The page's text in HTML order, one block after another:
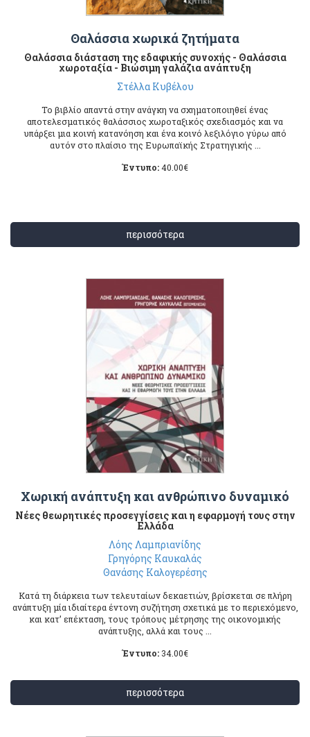
Θαλάσσια χωρικά ζητήματα
Θαλάσσια διάσταση της εδαφικής συνοχής - Θαλάσσια
χωροταξία - Βιώσιμη γαλάζια ανάπτυξη
Στέλλα Κυβέλου
Το βιβλίο απαντά στην ανάγκη να σχηματοποιηθεί ένας
αποτελεσματικός θαλάσσιος χωροταξικός σχεδιασμός και να
υπάρξει μια κοινή κατανόηση και ένα κοινό λεξιλόγιο γύρω από
αυτόν στο πλαίσιο της Ευρωπαϊκής Στρατηγικής ...
Έντυπο:40.00€
περισσότερα
Χωρική ανάπτυξη και ανθρώπινο δυναμικό
Νέες θεωρητικές προσεγγίσεις και η εφαρμογή τους στην
Ελλάδα
Λόης Λαμπριανίδης
Γρηγόρης Καυκαλάς
Θανάσης Καλογερέσης
Κατά τη διάρκεια των τελευταίων δεκαετιών, βρίσκεται σε πλήρη
ανάπτυξη μία ιδιαίτερα έντονη συζήτηση σχετικά με το περιεχόμενο,
και κατ’ επέκταση, τους τρόπους μέτρησης της οικονομικής
ανάπτυξης, αλλά και τους ...
Έντυπο: 34.00€
περισσότερα